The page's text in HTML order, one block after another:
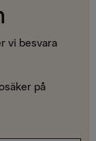
vi besvara
på